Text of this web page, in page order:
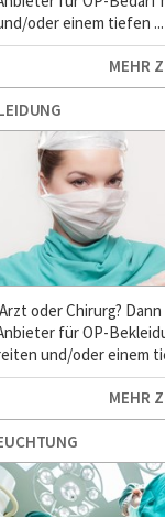
oder einem tiefen ...
MEHR
oder Chirurg?
für OP-
und/oder einem
MEHR